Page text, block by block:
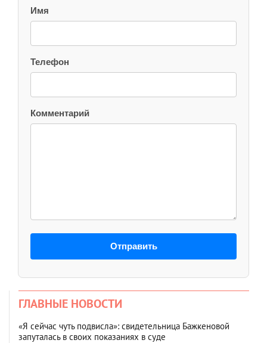
Имя
Телефон
Комментарий
Отправить
ГЛАВНЫЕ НОВОСТИ
«Я сейчас чуть подвисла»: свидетельница Бажкеновой
запуталась в своих показаниях в суде